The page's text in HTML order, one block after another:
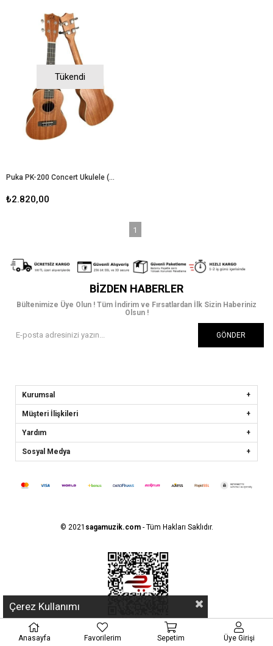
Tükendi
Puka PK-200 Concert Ukulele (Kılıf+Pena)
₺2.820,00
1
BIZDEN HABERLER
Bültenimize Üye Olun ! Tüm İndirim ve Fırsatlardan İlk Sizin Haberiniz
Olsun !
GÖNDER
Kurumsal
Müşteri İlişkileri
Yardım
Sosyal Medya
© 2021 sagamuzik.com- Tüm Hakları Saklıdır.
Çerez Kullanımı
Anasayfa Favorilerim Sepetim Üye Girişi